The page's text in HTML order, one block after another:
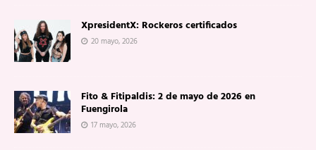
XpresidentX: Rockeros certificados
20 mayo, 2026
Fito & Fitipaldis: 2 de mayo de 2026 en
Fuengirola
17 mayo, 2026